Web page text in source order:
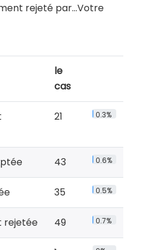
rejeté par…Votre
le
cas
21 0.3%
43 0.6%
35 0.5%
rejetée 49 0.7%